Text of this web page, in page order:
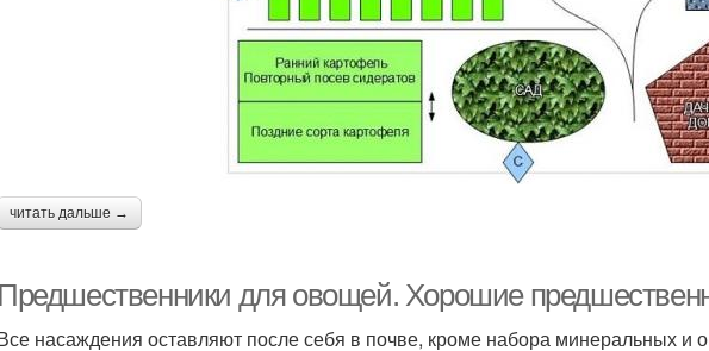
читать дальше →
Предшественники для овощей. Хорошие
насаждения оставляют после себя в почве, кроме набора минеральных и